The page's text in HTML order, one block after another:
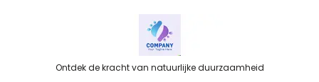
Ontdek de kracht van natuurlijke duurzaamheid